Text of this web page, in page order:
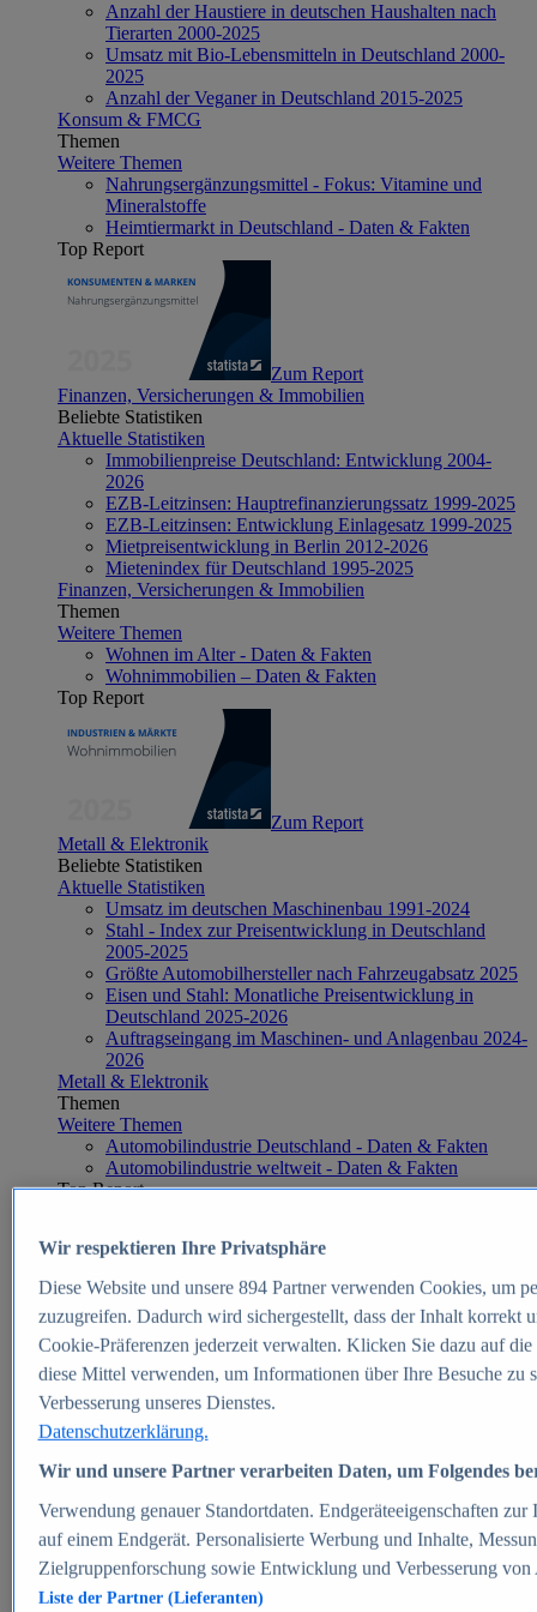
Anzahl der Haustiere in deutschen Haushalten nach
Tierarten 2000-2025
Umsatz mit Bio-Lebensmitteln in Deutschland 2000-
2025
Anzahl der Veganer in Deutschland 2015-2025
Konsum & FMCG
Themen
Weitere Themen
Nahrungsergänzungsmittel - Fokus: Vitamine und
Mineralstoffe
Heimtiermarkt in Deutschland - Daten & Fakten
Top Report
Zum Report
Finanzen, Versicherungen & Immobilien
Beliebte Statistiken
Aktuelle Statistiken
Immobilienpreise Deutschland: Entwicklung 2004-
2026
EZB-Leitzinsen: Hauptrefinanzierungssatz 1999-2025
EZB-Leitzinsen: Entwicklung Einlagesatz 1999-2025
Mietpreisentwicklung in Berlin 2012-2026
Mietenindex für Deutschland 1995-2025
Finanzen, Versicherungen & Immobilien
Themen
Weitere Themen
Wohnen im Alter - Daten & Fakten
Wohnimmobilien – Daten & Fakten
Top Report
Zum Report
Metall & Elektronik
Beliebte Statistiken
Aktuelle Statistiken
Umsatz im deutschen Maschinenbau 1991-2024
Stahl - Index zur Preisentwicklung in Deutschland
2005-2025
Größte Automobilhersteller nach Fahrzeugabsatz 2025
Eisen und Stahl: Monatliche Preisentwicklung in
Deutschland 2025-2026
Auftragseingang im Maschinen- und Anlagenbau 2024-
2026
Metall & Elektronik
Themen
Weitere Themen
Automobilindustrie Deutschland - Daten & Fakten
Automobilindustrie weltweit - Daten & Fakten
Top Report
Zum Report
E-commerce
Beliebte Statistiken
Aktuelle Statistiken
E-Commerce - Entwicklung des Umsatzes in
Deutschland 1999-2025
Umsatz von Amazon in Deutschland und weltweit
2010-2025
B2C-E-Commerce: Top-50 Online Shops in
Deutschland 2024
Marktanteile von Online-Zahlungsverfahren in
Deutschland 2024
Umsatzstarke Warengruppen im Online-Handel in
Deutschland 2023-2025
Wir respektieren Ihre Privatsphäre
Diese Website und unsere 894Partner verwenden Cookies, um
zuzugreifen. Dadurch wird sichergestellt, dass der Inhalt korrekt
Cookie-Präferenzen jederzeit verwalten. Klicken Sie dazu auf
diese Mittel verwenden, um Informationen über Ihre Besuche
Verbesserung unseres Dienstes.
Datenschutzerklärung.
Wir und unsere Partner verarbeiten Daten, um Folgendes
Verwendung genauer Standortdaten. Endgeräteeigenschaften
auf einem Endgerät. Personalisierte Werbung und Inhalte,
Zielgruppenforschung sowie Entwicklung und Verbesserung von
Liste der Partner (Lieferanten)